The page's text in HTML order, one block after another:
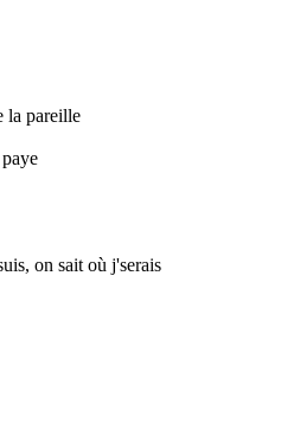
la pareille
on sait où j'serais